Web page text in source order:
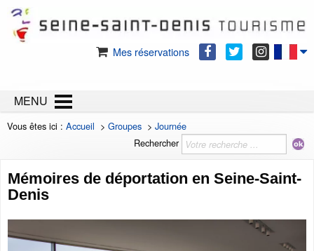
Mes réservations
MENU
Vous êtes ici : Accueil > Groupes > Journée
Rechercher
Mémoires de déportation en Seine-Saint-
Denis